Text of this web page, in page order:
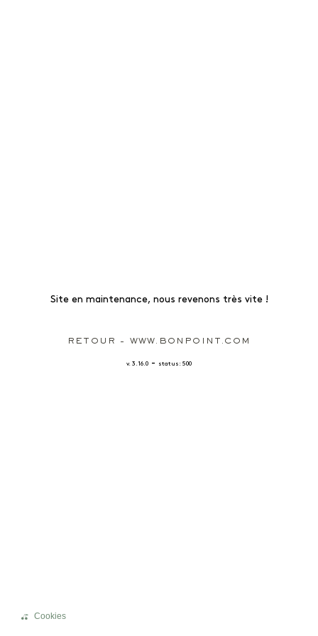
Site en maintenance, nous revenons très vite !
RETOUR - WWW.BONPOINT.COM
v. 3.16.0 - status: 500